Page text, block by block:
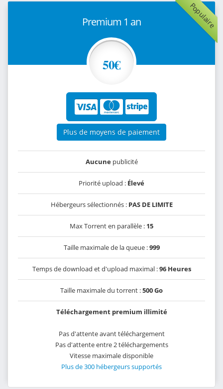
Populaire
Premium 1 an
50€
Plus de moyens de paiement
Aucunepublicité
Priorité upload : Élevé
Hébergeurs sélectionnés : PAS DE LIMITE
Max Torrent en parallèle : 15
Taille maximale de la queue :999
Temps de download et d'upload maximal :96 Heures
Taille maximale du torrent :500 Go
Téléchargement premium illimité
Pas d'attente avant téléchargement
Pas d'attente entre 2 téléchargements
Vitesse maximale disponible
Plus de 300 hébergeurs supportés